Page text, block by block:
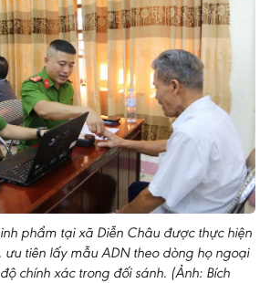
phẩm tại xã Diễn Châu được thực hiện
ưu tiên lấy mẫu ADN theo dòng họ ngoại
chính xác trong đối sánh. (Ảnh: Bích